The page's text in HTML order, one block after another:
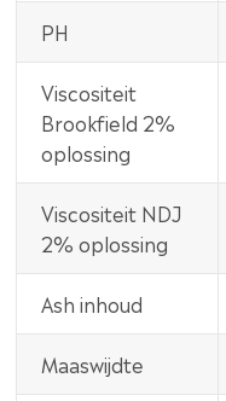
PH
Viscositeit
Brookfield 2%
oplossing
Viscositeit NDJ
2% oplossing
Ash inhoud
Maaswijdte